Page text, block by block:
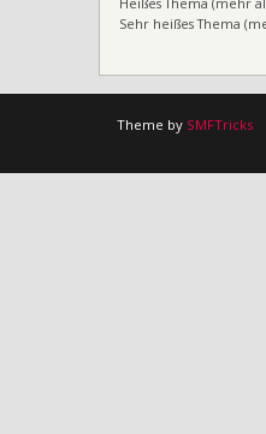
Heißes Thema (mehr
Sehr heißes Thema
Theme by SMFTricks